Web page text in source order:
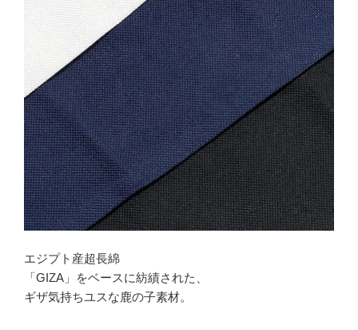
エジプト産超長綿
「GIZA」をベースに紡績された、
ギザ気持ちユスな鹿の子素材。